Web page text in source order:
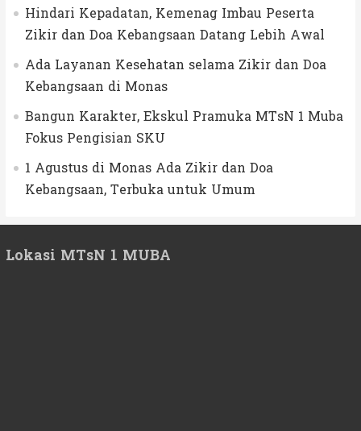
Hindari Kepadatan, Kemenag Imbau Peserta
Zikir dan Doa Kebangsaan Datang Lebih Awal
Ada Layanan Kesehatan selama Zikir dan Doa
Kebangsaan di Monas
Bangun Karakter, Ekskul Pramuka MTsN 1 Muba
Fokus Pengisian SKU
1 Agustus di Monas Ada Zikir dan Doa
Kebangsaan, Terbuka untuk Umum
Lokasi MTsN 1 MUBA